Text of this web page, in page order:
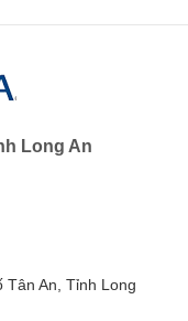
Long An
Tân An, Tỉnh Long